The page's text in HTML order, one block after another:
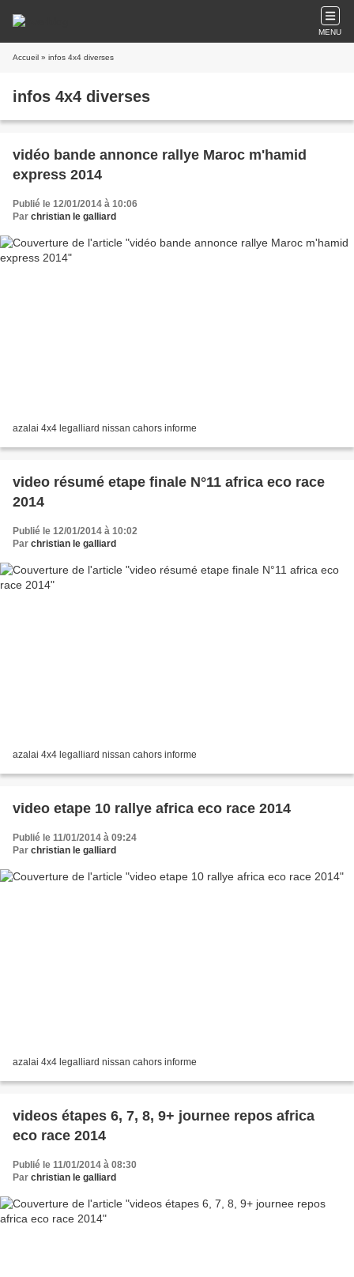
MENU
Accueil » infos 4x4 diverses
infos 4x4 diverses
vidéo bande annonce rallye Maroc m'hamid
express 2014
Publié le 12/01/2014 à 10:06
Par christian le galliard
azalai 4x4 legalliard nissan cahors informe
video résumé etape finale N°11 africa eco race
2014
Publié le 12/01/2014 à 10:02
Par christian le galliard
azalai 4x4 legalliard nissan cahors informe
video etape 10 rallye africa eco race 2014
Publié le 11/01/2014 à 09:24
Par christian le galliard
azalai 4x4 legalliard nissan cahors informe
videos étapes 6, 7, 8, 9+ journee repos africa
eco race 2014
Publié le 11/01/2014 à 08:30
Par christian le galliard